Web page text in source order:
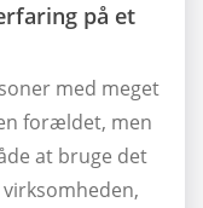
på et
med meget
forældet, men
at bruge det